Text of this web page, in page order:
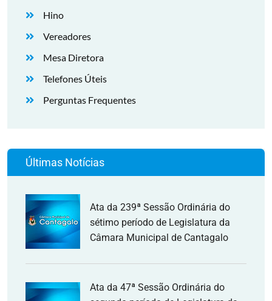
Hino
Vereadores
Mesa Diretora
Telefones Úteis
Perguntas Frequentes
Últimas Notícias
Ata da 239ª Sessão Ordinária do
sétimo período de Legislatura da
Câmara Municipal de Cantagalo
Ata da 47ª Sessão Ordinária do